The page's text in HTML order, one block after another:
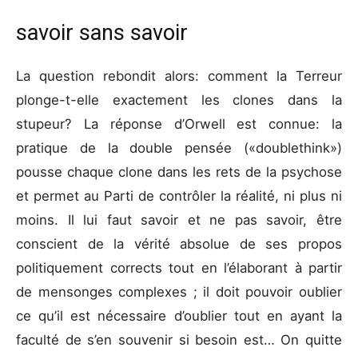
savoir sans savoir
La question rebondit alors: comment la Terreur
plonge-t-elle exactement les clones dans la
stupeur? La réponse d’Orwell est connue: la
pratique de la double pensée («doublethink»)
pousse chaque clone dans les rets de la psychose
et permet au Parti de contrôler la réalité, ni plus ni
moins. Il lui faut savoir et ne pas savoir, être
conscient de la vérité absolue de ses propos
politiquement corrects tout en l’élaborant à partir
de mensonges complexes ; il doit pouvoir oublier
ce qu’il est nécessaire d’oublier tout en ayant la
faculté de s’en souvenir si besoin est… On quitte